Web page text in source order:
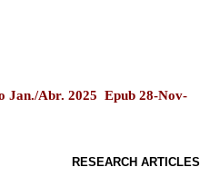
Jan./Abr. 2025 Epub 28-Nov-
RESEARCH ARTICLES